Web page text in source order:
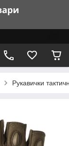
Рукавички